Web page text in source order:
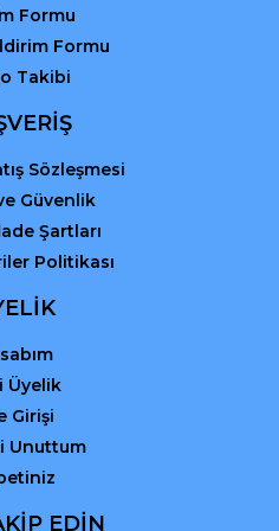
Formu
Formu
Takibi
Sözleşmesi
Güvenlik
Şartları
Politikası
Üyelik
Girişi
Unuttum
EDİN